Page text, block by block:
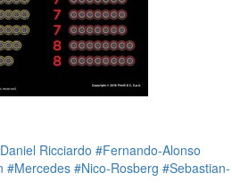
Ricciardo #Fernando-Alonso
#Mercedes #Nico-Rosberg #Sebastian-